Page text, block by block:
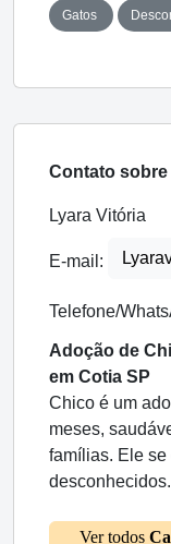
Gatos
Contato sobre
Lyara Vitória
E-mail:
Telefone/
Adoção de
em Cotia SP
Chico é um
meses,
famílias. Ele se
Ver todos